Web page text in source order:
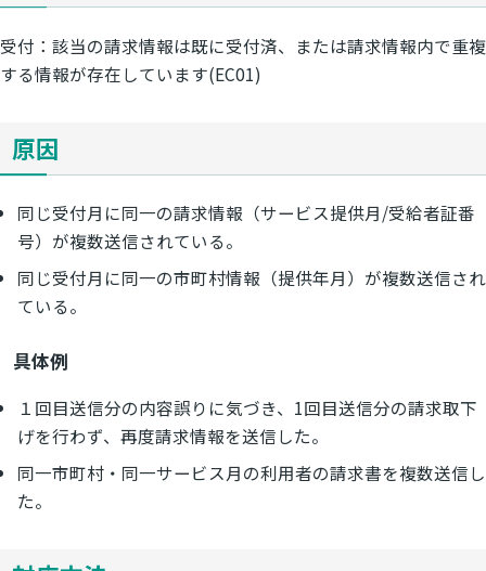
受付：該当の請求情報は既に受付済、または請求情報内で重複
する情報が存在しています(EC01)
原因
同じ受付月に同一の請求情報（サービス提供月/受給者証番
号）が複数送信されている。
同じ受付月に同一の市町村情報（提供年月）が複数送信され
ている。
具体例
１回目送信分の内容誤りに気づき、1回目送信分の請求取下
げを行わず、再度請求情報を送信した。
同一市町村・同一サービス月の利用者の請求書を複数送信し
た。